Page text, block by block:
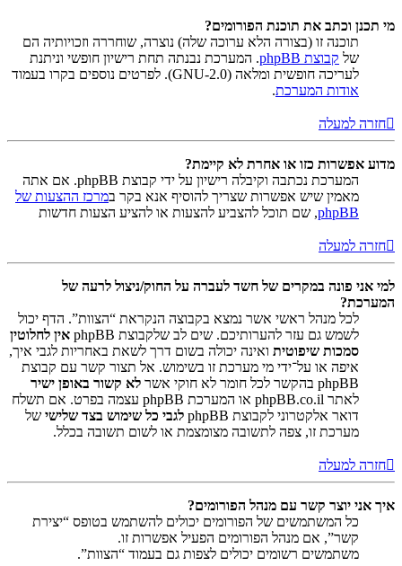
מי תכנן וכתב את תוכנת הפורומים?
תוכנה זו (בצורה הלא ערוכה שלה) נוצרה, שוחררה וזכויותיה הם
של קבוצת phpBB
. המערכת נבנתה תחת רישיון חופשי וניתנת
לעריכה חופשית ומלאה (GNU-2.0). לפרטים נוספים בקרו בעמוד
אודות המערכת.
חזרה למעלה
מדוע אפשרות כזו או אחרת לא קיימת?
המערכת נכתבה וקיבלה רישיון על ידי קבוצת phpBB. אם אתה
מאמין שיש אפשרות שצריך להוסיף אנא בקר במרכז ההצעות של
phpBB, שם תוכל להצביע להצעות או להציע הצעות חדשות
חזרה למעלה
למי אני פונה במקרים של חשד לעברה על החוק/ניצול לרעה של
המערכת?
לכל מנהל ראשי אשר נמצא בקבוצה הנקראת “הצוות”. הדף יכול
לשמש גם עזר להערותיכם. שים לב שלקבוצת phpBB
אין לחלוטין
סמכות שיפוטית ואינה יכולה בשום דרך לשאת באחריות לגבי איך,
איפה או על־ידי מי מערכת זו בשימוש. אל תצור קשר עם קבוצת
phpBB בהקשר לכל חומר לא חוקי אשר
לא קשור באופן ישיר
לאתר phpBB.co.il או המערכת phpBB עצמה בפרט. אם תשלח
דואר אלקטרוני לקבוצת phpBB
לגבי כל שימוש בצד שלישי של
מערכת זו, צפה לתשובה מצומצמת או לשום תשובה בכלל.
חזרה למעלה
איך אני יוצר קשר עם מנהל הפורומים?
כל המשתמשים של הפורומים יכולים להשתמש בטופס “יצירת
קשר”, אם מנהל הפורומים הפעיל אפשרות זו.
משתמשים רשומים יכולים לצפות גם בעמוד “הצוות”.